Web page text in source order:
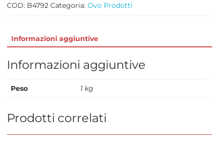
quantità
COD: B4792 Categoria: Ovo Prodotti
Informazioni aggiuntive
Informazioni aggiuntive
Peso 1 kg
Prodotti correlati